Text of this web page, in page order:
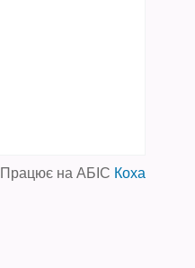
Працює на АБІС Коха